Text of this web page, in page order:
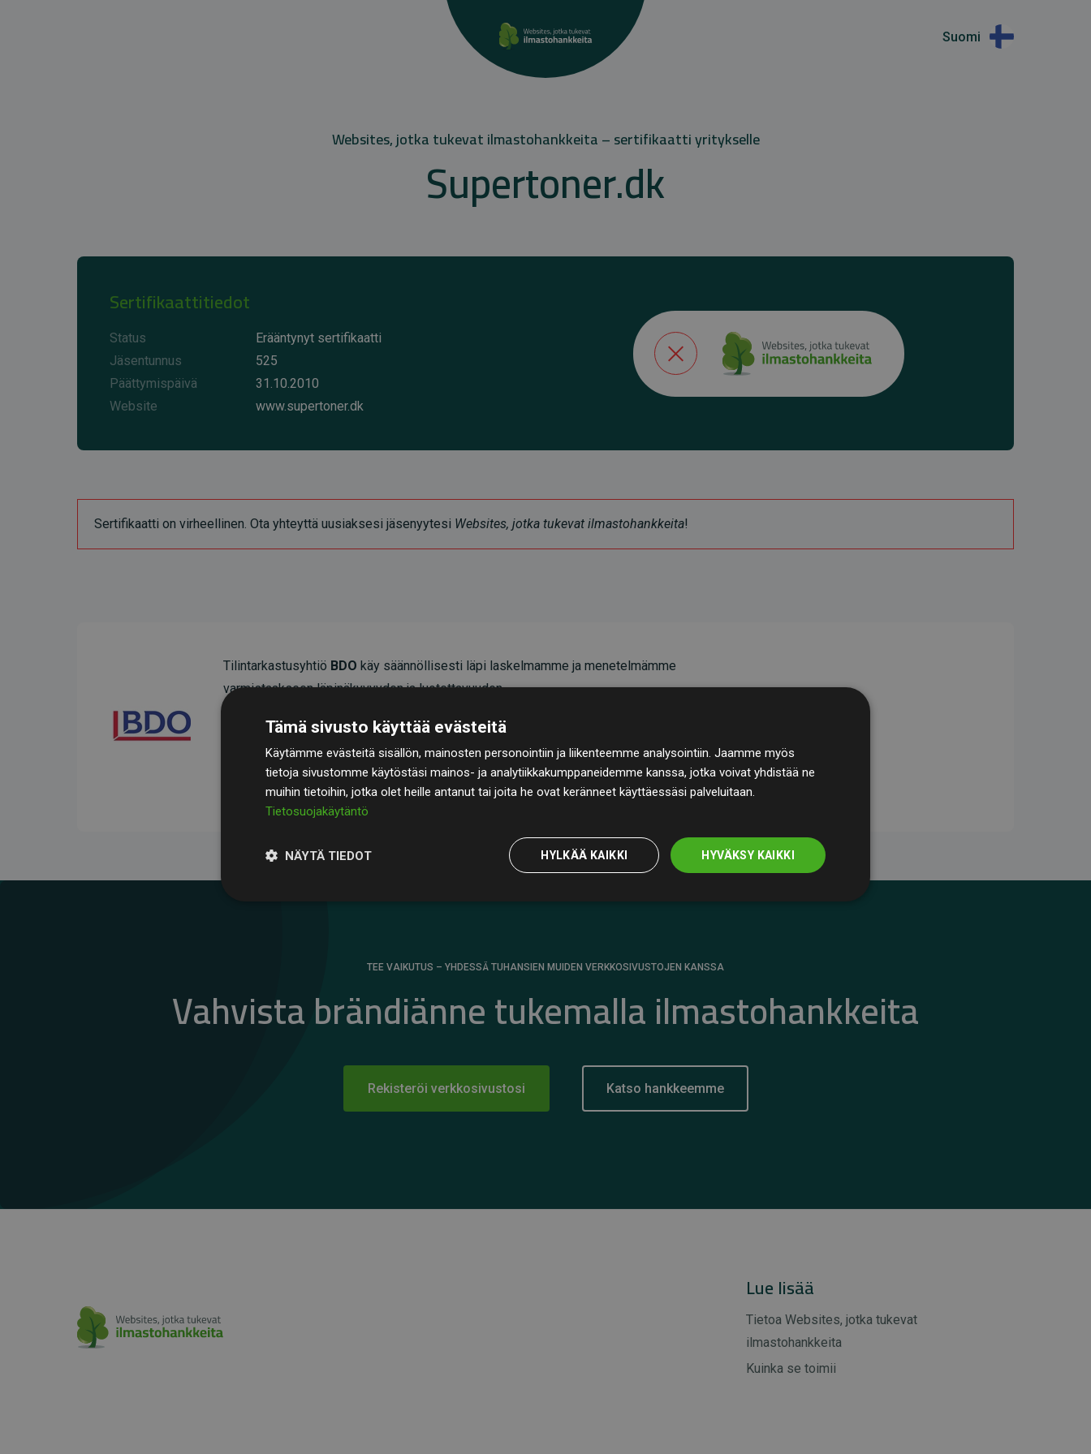
Suomi
Websites, jotka tukevat ilmastohankkeita – sertifikaatti yritykselle
Supertoner.dk
Sertifikaattitiedot
Status
Erääntynyt sertifikaatti
Jäsentunnus
525
Päättymispäivä
31.10.2010
Website
www.supertoner.dk
Sertifikaatti on virheellinen. Ota yhteyttä uusiaksesi jäsenyytesi Websites, jotka tukevat ilmastohankkeita!
Tilintarkastusyhtiö BDO käy säännöllisesti läpi laskelmamme ja menetelmämme
varmistaakseen läpinäkyvyyden ja luotettavuuden.
Heidän tarkastuksensa osoittavat, että investoinnit ilmastohankkeisiin
jäsenverkkosivustoilla – selkeä todiste toimintatapamme todellisesta
vaikutuksesta.
TEE VAIKUTUS – YHDESSÄ TUHANSIEN MUIDEN VERKKOSIVUSTOJEN KANSSA
Vahvista brändiänne tukemalla ilmastohankkeita
Rekisteröi verkkosivustosi Katso hankkeemme
Lue lisää
Tietoa Websites, jotka tukevat
ilmastohankkeita
Kuinka se toimii
Tämä sivusto käyttää evästeitä
Käytämme evästeitä sisällön, mainosten personointiin ja liikenteemme analysointiin. Jaamme myös
tietoja sivustomme käytöstäsi mainos- ja analytiikkakumppaneidemme kanssa, jotka voivat yhdistää ne
muihin tietoihin, jotka olet heille antanut tai joita he ovat keränneet käyttäessäsi palveluitaan.
Tietosuojakäytäntö
HYVÄKSY KAIKKI
HYLKÄÄ KAIKKI
NÄYTÄ TIEDOT